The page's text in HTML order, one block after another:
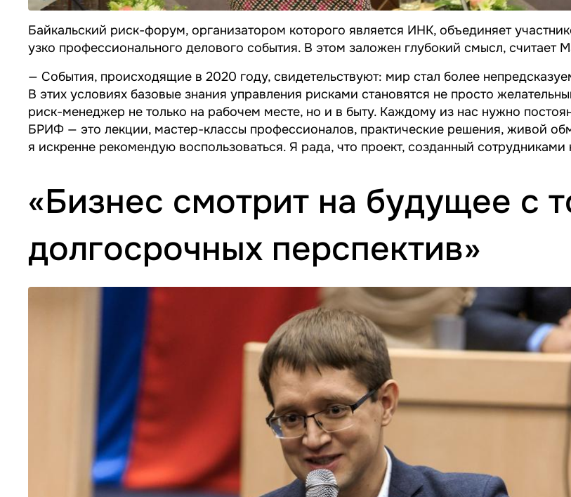
Байкальский риск-форум, организатором которого является ИНК, объединяет
узко профессионального делового события. В этом заложен глубокий смысл, считает
— События, происходящие в 2020 году, свидетельствуют: мир стал более
В этих условиях базовые знания управления рисками становятся не просто
риск-менеджер не только на рабочем месте, но и в быту. Каждому из нас нужно
БРИФ — это лекции, мастер-классы профессионалов, практические решения, живой
я искренне рекомендую воспользоваться. Я рада, что проект, созданный
«Бизнес смотрит на будущее с
долгосрочных перспектив»